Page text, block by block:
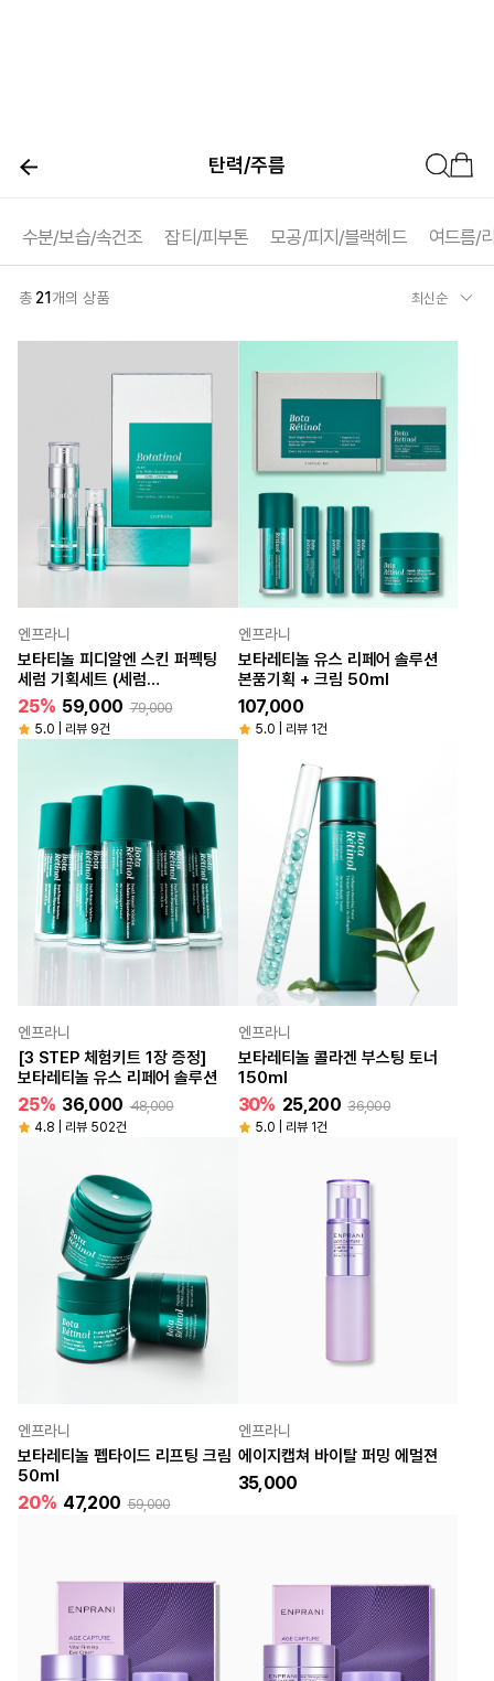
탄력/주름
수분/보습/속건조 잡티/피부톤 모공/피지/블랙헤드 여드름/
총 21 개의 상품
엔프라니
보타티놀 피디알엔 스킨 퍼펙팅
세럼 기획세트 (세럼
50ml+20ml)
25% 59,000 79,000
5.0 | 리뷰 9건
엔프라니
보타레티놀 유스 리페어 솔루션
본품기획 + 크림 50ml
107,000
5.0 | 리뷰 1건
엔프라니
[3 STEP 체험키트 1장 증정]
보타레티놀 유스 리페어 솔루션
25% 36,000 48,000
4.8 | 리뷰 502건
엔프라니
보타레티놀 콜라겐 부스팅 토너
150ml
30% 25,200 36,000
5.0 | 리뷰 1건
엔프라니
보타레티놀 펩타이드 리프팅 크림
50ml
20% 47,200 59,000
엔프라니
에이지캡쳐 바이탈 퍼밍 에멀젼
35,000